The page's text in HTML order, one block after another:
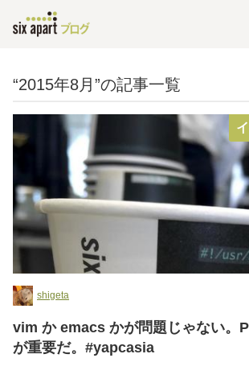
“2015年8月”の記事一覧
shigeta
vim か emacs かが問題じゃない。
が重要だ。#yapcasia